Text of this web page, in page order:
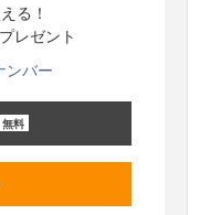
る！
レゼント
ンバー
無料